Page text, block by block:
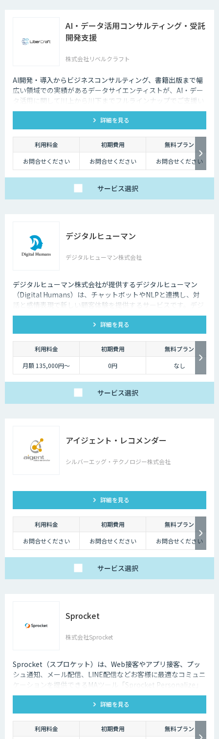
AI・データ活用コンサルティング・受託
開発支援
株式会社リベルクラフト
AI開発・導入からビジネスコンサルティング、書籍出版まで幅
広い領域での実績があるデータサイエンティストが、AI・デー
タ活用に関して川上から川下までフルラインナップでご支援い
たします。
詳細を見る
利用料金 初期費用
無料プラン
お問合せください
お問合せください お問合せください
サービス選択
デジタルヒューマン
デジタルヒューマン株式会社
デジタルヒューマン株式会社が提供するデジタルヒューマン
（Digital Humans）は、チャットボットやNLPと連携し、対
話と感情表現で新しい顧客体験を提供するサービスです。デジ
タル従業員として、直感的で、インパクトがあり、競争力があ
るサービス創造と顧客体験が提供できます。
詳細を見る
利用料金 初期費用
無料プラン
月額 135,000円〜
0円 なし
サービス選択
アイジェント・レコメンダー
シルバーエッグ・テクノロジー株式会社
詳細を見る
利用料金 初期費用
無料プラン
お問合せください
お問合せください お問合せください
サービス選択
Sprocket
株式会社Sprocket
Sprocket（スプロケット）は、Web接客やアプリ接客、プッ
シュ通知、メール配信、LINE配信などお客様に最適なコミュニ
ケーションを提供できるMAツール「Sprocket Personalize」
を提供しています。
詳細を見る
利用料金 初期費用
無料プラン